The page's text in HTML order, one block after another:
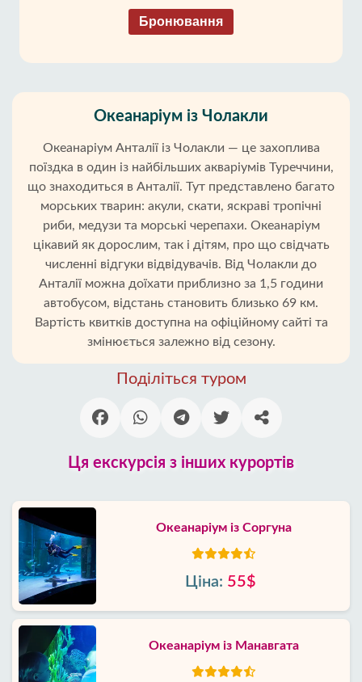
Бронювання
Океанаріум із Чолакли
Океанаріум Анталії із Чолакли — це захоплива
поїздка в один із найбільших акваріумів Туреччини,
що знаходиться в Анталії. Тут представлено багато
морських тварин: акули, скати, яскраві тропічні
риби, медузи та морські черепахи. Океанаріум
цікавий як дорослим, так і дітям, про що свідчать
численні відгуки відвідувачів. Від Чолакли до
Анталії можна доїхати приблизно за 1,5 години
автобусом, відстань становить близько 69 км.
Вартість квитків доступна на офіційному сайті та
змінюється залежно від сезону.
Поділіться туром
Ця екскурсія з інших курортів
Океанаріум із Соргуна
Ціна: 55$
Океанаріум із Манавгата